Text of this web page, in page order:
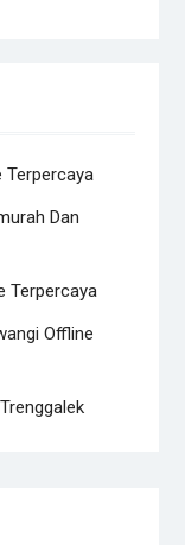
Terpercaya
Dan
Terpercaya
Offline